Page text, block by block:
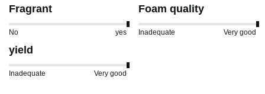
Fragrant
No yes
Foam quality
Inadequate Very good
yield
Inadequate Very good